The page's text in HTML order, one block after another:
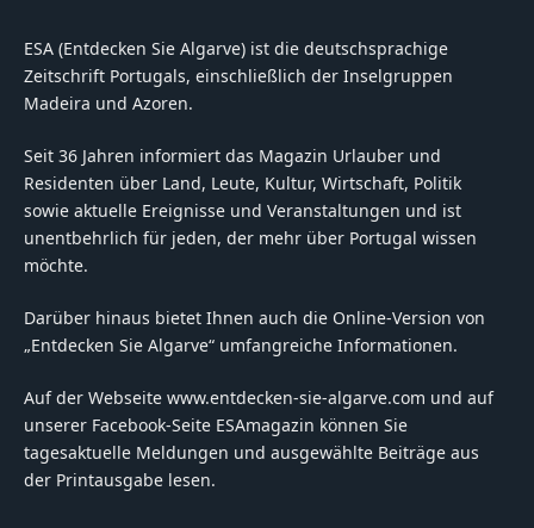
ESA (Entdecken Sie Algarve) ist die deutschsprachige
Zeitschrift Portugals, einschließlich der Inselgruppen
Madeira und Azoren.
Seit 36 Jahren informiert das Magazin Urlauber und
Residenten über Land, Leute, Kultur, Wirtschaft, Politik
sowie aktuelle Ereignisse und Veranstaltungen und ist
unentbehrlich für jeden, der mehr über Portugal wissen
möchte.
Darüber hinaus bietet Ihnen auch die Online-Version von
„Entdecken Sie Algarve“ umfangreiche Informationen.
Auf der Webseite www.entdecken-sie-algarve.com und auf
unserer Facebook-Seite ESAmagazin können Sie
tagesaktuelle Meldungen und ausgewählte Beiträge aus
der Printausgabe lesen.